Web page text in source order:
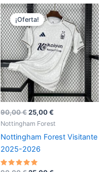
90,00€El
precio
original
era:
90,00 €.
25,00€
precio
actual
es:
¡Oferta!
Nottingham Forest
Nottingham Forest Visitante
2025-2026